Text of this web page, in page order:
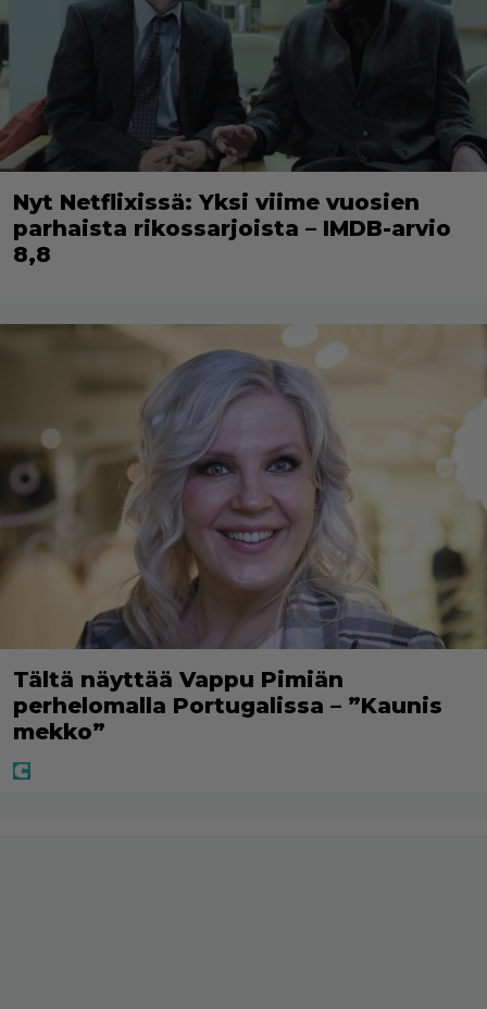
Nyt Netflixissä: Yksi viime vuosien
parhaista rikossarjoista – IMDB-arvio
8,8
Tältä näyttää Vappu Pimiän
perhelomalla Portugalissa – ”Kaunis
mekko”